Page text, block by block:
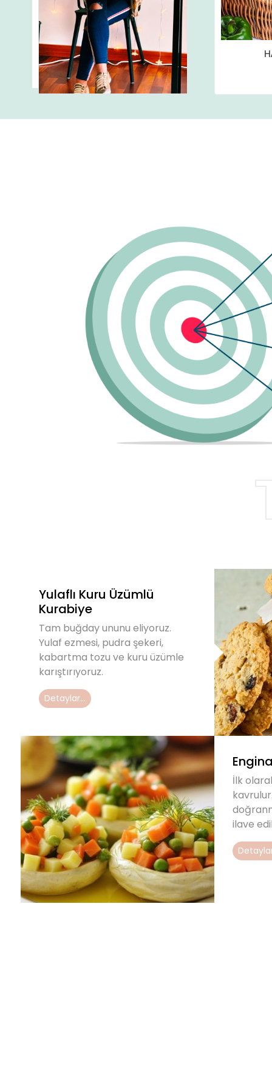
HASTALIKLARDA
BESLENME
Yulaflı Kuru Üzümlü
Kurabiye
Tam buğday ununu eliyoruz.
Yulaf ezmesi, pudra şekeri,
kabartma tozu ve kuru üzümle
karıştırıyoruz.
Detaylar...
İlk
ilave